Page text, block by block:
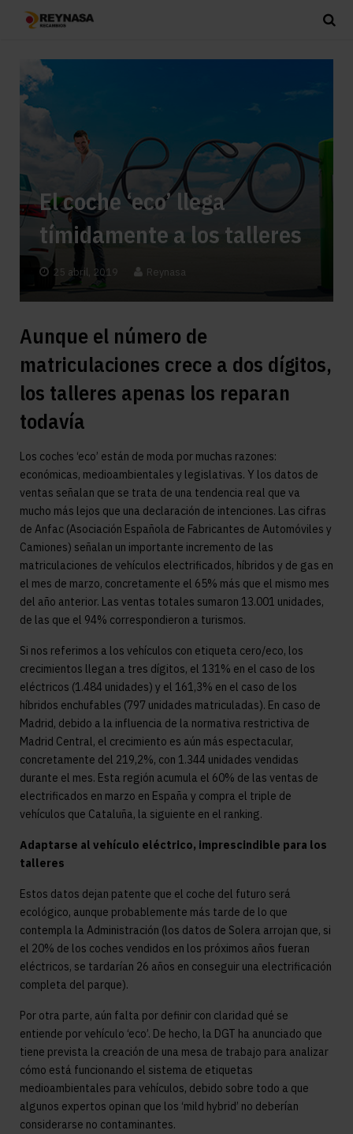
El coche ‘eco’ llega
tímidamente a los talleres
25 abril, 2019 Reynasa
Aunque el número de
matriculaciones crece a dos dígitos,
los talleres apenas los reparan
todavía
Los coches ‘eco’ están de moda por muchas razones:
económicas, medioambientales y legislativas. Y los datos de
ventas señalan que se trata de una tendencia real que va
mucho más lejos que una declaración de intenciones. Las cifras
de Anfac (Asociación Española de Fabricantes de Automóviles y
Camiones) señalan un importante incremento de las
matriculaciones de vehículos electrificados, híbridos y de gas en
el mes de marzo, concretamente el 65% más que el mismo mes
del año anterior. Las ventas totales sumaron 13.001 unidades,
de las que el 94% correspondieron a turismos.
Si nos referimos a los vehículos con etiqueta cero/eco, los
crecimientos llegan a tres dígitos, el 131% en el caso de los
eléctricos (1.484 unidades) y el 161,3% en el caso de los
híbridos enchufables (797 unidades matriculadas). En caso de
Madrid, debido a la influencia de la normativa restrictiva de
Madrid Central, el crecimiento es aún más espectacular,
concretamente del 219,2%, con 1.344 unidades vendidas
durante el mes. Esta región acumula el 60% de las ventas de
electrificados en marzo en España y compra el triple de
vehículos que Cataluña, la siguiente en el ranking.
Adaptarse al vehículo eléctrico, imprescindible para los
talleres
Estos datos dejan patente que el coche del futuro será
ecológico, aunque probablemente más tarde de lo que
contempla la Administración (los datos de Solera arrojan que, si
el 20% de los coches vendidos en los próximos años fueran
eléctricos, se tardarían 26 años en conseguir una electrificación
completa del parque).
Por otra parte, aún falta por definir con claridad qué se
entiende por vehículo ‘eco’. De hecho, la DGT ha anunciado que
tiene prevista la creación de una mesa de trabajo para analizar
cómo está funcionando el sistema de etiquetas
medioambientales para vehículos, debido sobre todo a que
algunos expertos opinan que los ‘mild hybrid’ no deberían
considerarse no contaminantes.